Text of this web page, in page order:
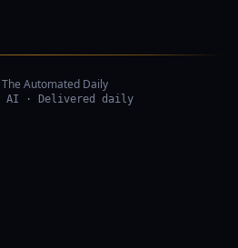
Automated Daily
AI · Delivered daily